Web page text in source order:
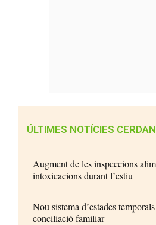
ÚLTIMES NOTÍCIES
Augment de les inspeccions
intoxicacions durant l’estiu
Nou sistema d’estades
conciliació familiar